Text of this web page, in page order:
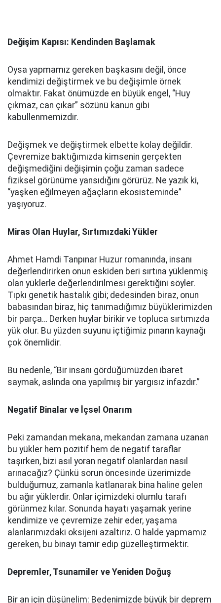
Değişim Kapısı: Kendinden Başlamak
Oysa yapmamız gereken başkasını değil, önce
kendimizi değiştirmek ve bu değişimle örnek
olmaktır. Fakat önümüzde en büyük engel, “Huy
çıkmaz, can çıkar” sözünü kanun gibi
kabullenmemizdir.
Değişmek ve değiştirmek elbette kolay değildir.
Çevremize baktığımızda kimsenin gerçekten
değişmediğini değişimin çoğu zaman sadece
fiziksel görünüme yansıdığını görürüz. Ne yazık ki,
“yaşken eğilmeyen ağaçların ekosisteminde”
yaşıyoruz.
Miras Olan Huylar, Sırtımızdaki Yükler
Ahmet Hamdi Tanpınar Huzur romanında, insanı
değerlendirirken onun eskiden beri sırtına yüklenmiş
olan yüklerle değerlendirilmesi gerektiğini söyler.
Tıpkı genetik hastalık gibi; dedesinden biraz, onun
babasından biraz, hiç tanımadığımız büyüklerimizden
bir parça… Derken huylar birikir ve topluca sırtımızda
yük olur. Bu yüzden suyunu içtiğimiz pınarın kaynağı
çok önemlidir.
Bu nedenle, “Bir insanı gördüğümüzden ibaret
saymak, aslında ona yapılmış bir yargısız infazdır.”
Negatif Binalar ve İçsel Onarım
Peki zamandan mekana, mekandan zamana uzanan
bu yükler hem pozitif hem de negatif taraflar
taşırken, bizi asıl yoran negatif olanlardan nasıl
arınacağız? Çünkü sorun öncesinde üzerimizde
bulduğumuz, zamanla katlanarak bina haline gelen
bu ağır yüklerdir. Onlar içimizdeki olumlu tarafı
görünmez kılar. Sonunda hayatı yaşamak yerine
kendimize ve çevremize zehir eder, yaşama
alanlarımızdaki oksijeni azaltırız. O halde yapmamız
gereken, bu binayı tamir edip güzelleştirmektir.
Depremler, Tsunamiler ve Yeniden Doğuş
Bir an için düşünelim: Bedenimizde büyük bir deprem